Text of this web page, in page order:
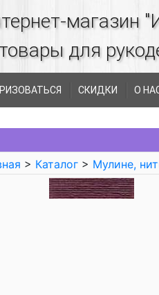
магазин
товары для
СКИДКИ О
> Каталог > Мулине,